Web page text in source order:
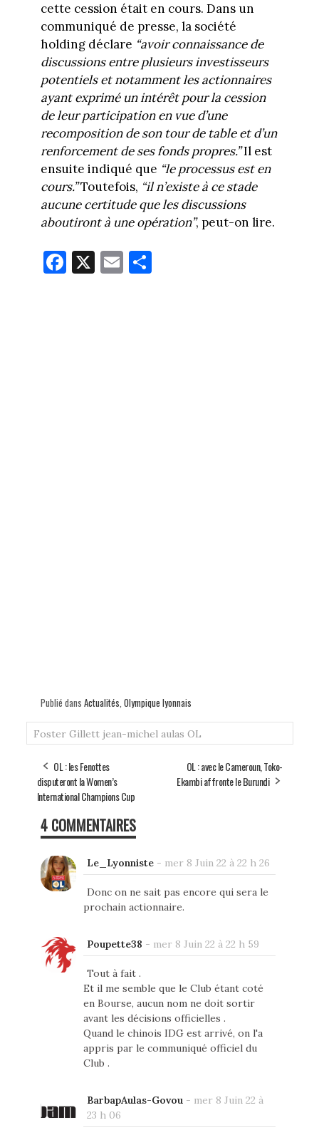
cette cession était en cours. Dans un
communiqué de presse, la société
holding déclare “avoir connaissance de
discussions entre plusieurs investisseurs
potentiels et notamment les actionnaires
ayant exprimé un intérêt pour la cession
de leur participation en vue d’une
recomposition de son tour de table et d’un
renforcement de ses fonds propres.”Il est
ensuite indiqué que “le processus est en
cours.”Toutefois, “il n’existe à ce stade
aucune certitude que les discussions
aboutiront à une opération”, peut-on lire.
Fa
ce
X E
m
Pa
rt
Publié dans Actualités Olympique lyonnais
Foster Gillett jean-michel aulas OL
OL : les Fenottes
disputeront la Women’s
International Champions Cup
OL : avec le Cameroun, Toko-
Ekambi affronte le Burundi
4 COMMENTAIRES
Le_Lyonniste- mer 8 Juin 22 à 22 h 26
Donc on ne sait pas encore qui sera le
prochain actionnaire.
Poupette38 - mer 8 Juin 22 à 22 h 59
Tout à fait .
Et il me semble que le Club étant coté
en Bourse, aucun nom ne doit sortir
avant les décisions officielles .
Quand le chinois IDG est arrivé, on l'a
appris par le communiqué officiel du
Club .
BarbapAulas-Govou - mer 8 Juin 22 à
23 h 06